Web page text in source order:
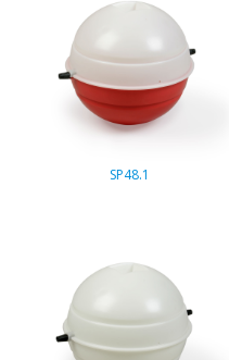
SP48.1